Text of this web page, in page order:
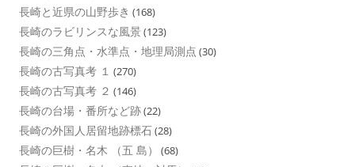
長崎と近県の山野歩き (168)
長崎のラビリンスな風景 (123)
長崎の三角点・水準点・地理局測点 (30)
長崎の古写真考 １ (270)
長崎の古写真考 ２ (146)
長崎の台場・番所など跡(22)
長崎の外国人居留地跡標石(28)
長崎の巨樹・名木 （五 島） (68)